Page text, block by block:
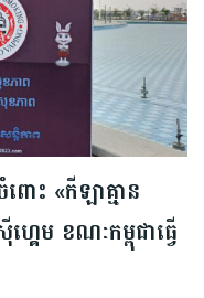
ោះ «កីឡាគ្មាន
គេម ខណៈកម្ពុជាធ្វើ